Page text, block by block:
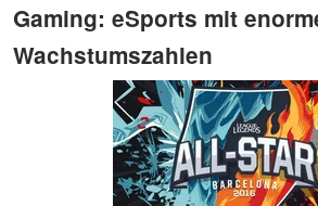
Gaming: eSports mit
Wachstumszahlen